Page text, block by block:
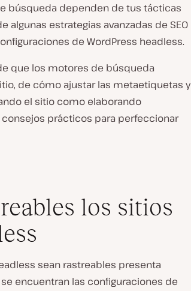
búsqueda dependen de tus tácticas
algunas estrategias avanzadas de SEO
de WordPress headless.
que los motores de búsqueda
de cómo ajustar las metaetiquetas y
el sitio como elaborando
prácticos para perfeccionar
los sitios
sean rastreables presenta
encuentran las configuraciones de